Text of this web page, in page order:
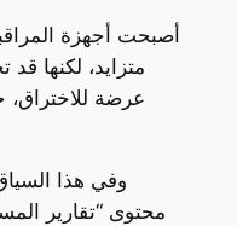
أصبحت أجهزة
متزايد، لكنها
عرضة للاختراق،
وفي هذا
محتوى “تقارير